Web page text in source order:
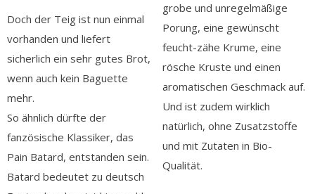
Doch der Teig ist nun einmal
vorhanden und liefert
sicherlich ein sehr gutes Brot,
wenn auch kein Baguette
mehr.
So ähnlich dürfte der
fanzösische Klassiker, das
Pain Batard, entstanden sein.
Batard bedeutet zu deutsch
grobe und unregelmäßige
Porung, eine gewünscht
feucht-zähe Krume, eine
rösche Kruste und einen
aromatischen Geschmack auf.
Und ist zudem wirklich
natürlich, ohne Zusatzstoffe
und mit Zutaten in Bio-
Qualität.